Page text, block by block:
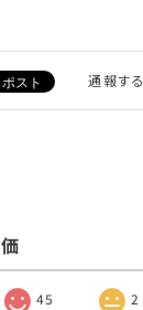
通報する
45 2